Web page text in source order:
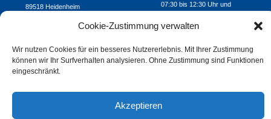
Cookie-Zustimmung verwalten
Wir nutzen Cookies für ein besseres Nutzererlebnis. Mit Ihrer Zustimmung
können wir Ihr Surfverhalten analysieren. Ohne Zustimmung sind Funktionen
eingeschränkt.
Akzeptieren
89518 Heidenheim
Fax: 07321/9824-24
07:30 bis 12:30 Uhr und